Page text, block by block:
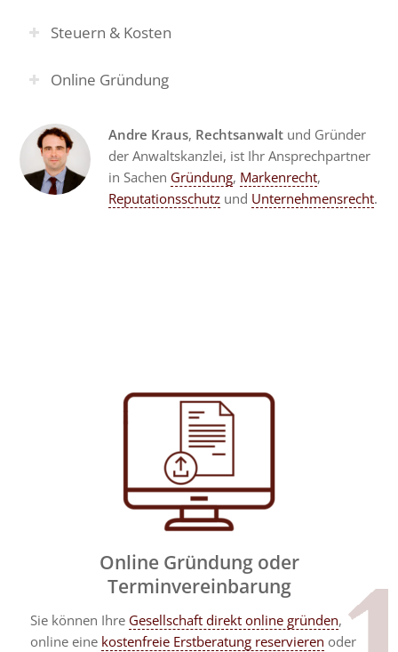
Steuern & Kosten
Online Gründung
Andre Kraus, Rechtsanwalt und Gründer
der Anwaltskanzlei, ist Ihr Ansprechpartner
in Sachen Gründung, Markenrecht,
Reputationsschutzund Unternehmensrecht.
Online Gründung oder
Terminvereinbarung
Sie können Ihre Gesellschaft direkt online gründen,
online eine kostenfreie Erstberatung reservieren oder